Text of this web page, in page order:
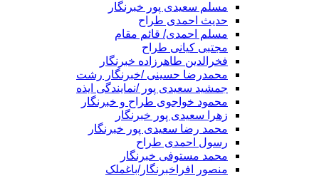
مسلم سعیدی پور خبرنگار
حدیث احمدی طراح
مسلم احمدی/ قائم مقام
مجتبی کیانی طراح
فخرالدین طاهرزاده خبرنگار
محمدرضا حسینی /خبرنگار رشت
جمشید سعیدی پور /نمایندگی ایذه
محمود خواجوی طراح و خبرنگار
زهرا سعیدی پور خبرنگار
محمد رضا سعیدی پور خبرنگار
رسول احمدی طراح
محمد مستوفی خبرنگار
منصور افراخبرنگار/باغملک